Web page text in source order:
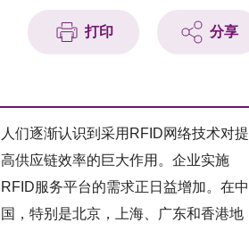
打印 分享
人们逐渐认识到采用RFID网络技术对提
高供应链效率的巨大作用。企业实施
RFID服务平台的需求正日益增加。在中
国，特别是北京，上海、广东和香港地